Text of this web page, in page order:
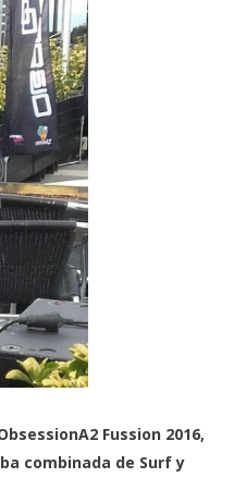
Fussion 2016,
combinada de Surf y